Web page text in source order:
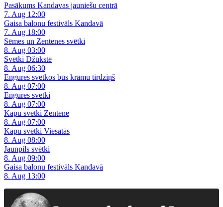
Pasākums Kandavas jauniešu centrā
7. Aug 12:00
Gaisa balonu festivāls Kandavā
7. Aug 18:00
Sēmes un Zentenes svētki
8. Aug 03:00
Svētki Džūkstē
8. Aug 06:30
Engures svētkos būs krāmu tirdziņš
8. Aug 07:00
Engures svētki
8. Aug 07:00
Kapu svētki Zentenē
8. Aug 07:00
Kapu svētki Viesatās
8. Aug 08:00
Jaunpils svētki
8. Aug 09:00
Gaisa balonu festivāls Kandavā
8. Aug 13:00